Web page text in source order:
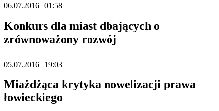
06.07.2016 | 01:58
Konkurs dla miast dbających o
zrównoważony rozwój
05.07.2016 | 19:03
Miażdżąca krytyka nowelizacji prawa
łowieckiego